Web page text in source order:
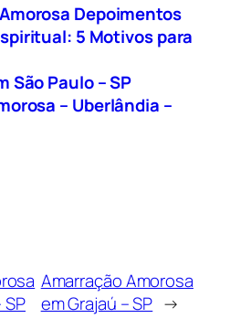
Depoimentos
5 Motivos para
São Paulo – SP
– Uberlândia –
Amarração Amorosa
em Grajaú – SP →